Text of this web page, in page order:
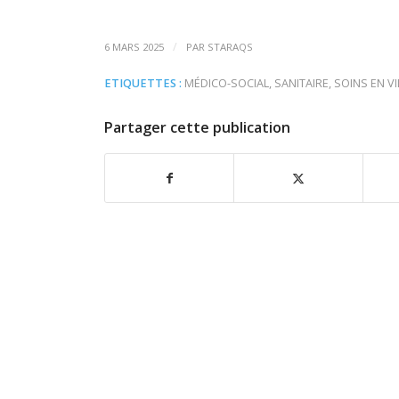
6 MARS 2025 / PAR STARAQS
ETIQUETTES : MÉDICO-SOCIAL, SANITAIRE, SOINS EN
Partager cette publication